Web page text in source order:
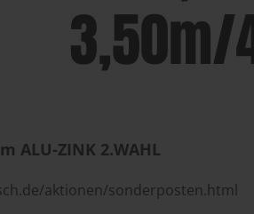
ALU-ZINK 2.WAHL
aktionen/sonderposten.html